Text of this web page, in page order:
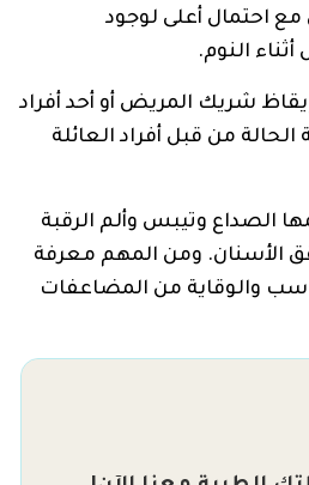
مع احتمال أعلى لوجود
النوم.
شريك المريض أو أحد أفراد
من قبل أفراد العائلة
الصداع وتيبس وألم الرقبة
الأسنان. ومن المهم معرفة
والوقاية من المضاعفات